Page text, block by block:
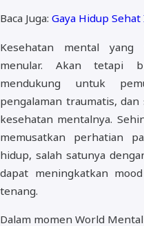
Baca Juga: Gaya Hidup
Kesehatan mental yang
menular. Akan tetapi
mendukung untuk
pengalaman traumatis,
kesehatan mentalnya.
memusatkan perhatian
hidup, salah satunya
dapat meningkatkan
tenang.
Dalam momen World